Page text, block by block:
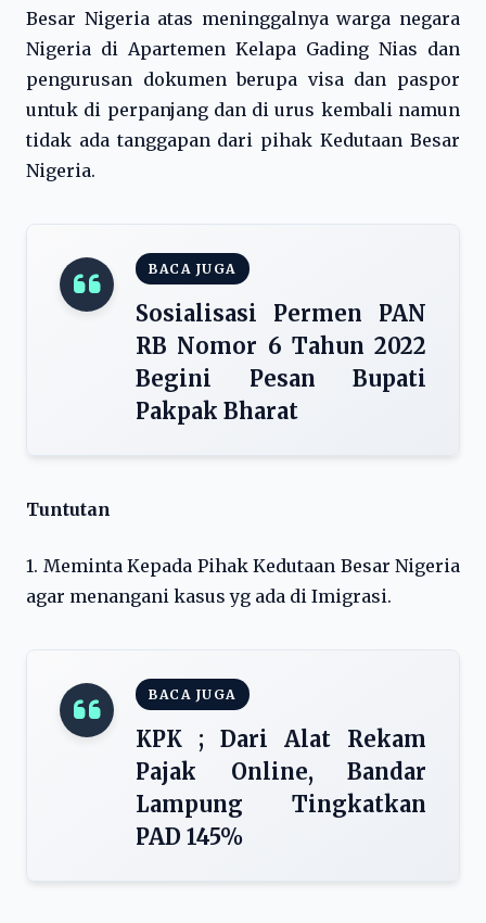
Besar Nigeria atas meninggalnya warga negara
Nigeria di Apartemen Kelapa Gading Nias dan
pengurusan dokumen berupa visa dan paspor
untuk di perpanjang dan di urus kembali namun
tidak ada tanggapan dari pihak Kedutaan Besar
Nigeria.
BACA JUGA
Sosialisasi Permen PAN
RB Nomor 6 Tahun 2022
Begini Pesan Bupati
Pakpak Bharat
Tuntutan
1. Meminta Kepada Pihak Kedutaan Besar Nigeria
agar menangani kasus yg ada di Imigrasi.
BACA JUGA
KPK ; Dari Alat Rekam
Pajak Online, Bandar
Lampung Tingkatkan
PAD 145%